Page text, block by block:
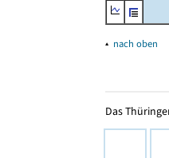
▴ nach oben
Das